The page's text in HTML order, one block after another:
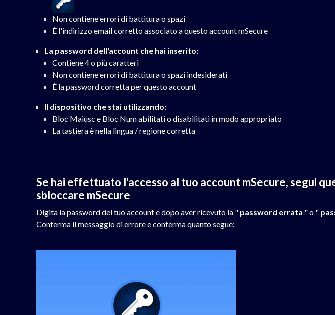
Non contiene errori di battitura o spazi
È l'indirizzo email corretto associato a questo account mSecure
La password dell'account che hai inserito:
Contiene 4 o più caratteri
Non contiene errori di battitura o spazi indesiderati
È la password corretta per questo account
Il dispositivo che stai utilizzando:
Bloc Maiusc e Bloc Num abilitati o disabilitati in modo appropriato
La tastiera è nella lingua / regione corretta
Se hai effettuato l'accesso al tuo account mSecure, segui
sbloccare mSecure
Digita la password del tuo account e dopo aver ricevuto la " password errata " o "
Conferma il messaggio di errore e conferma quanto segue: